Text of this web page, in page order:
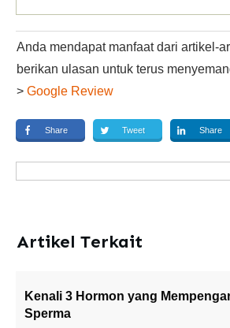
Anda mendapat manfaat dari artikel-
berikan ulasan untuk terus
> Google Review
Share Tweet Share
Artikel Terkait
Kenali 3 Hormon yang
Sperma